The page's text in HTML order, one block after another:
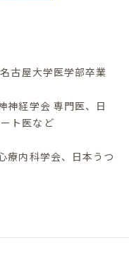
古屋大学医学部卒業
神経学会 専門医、日
ト医など
療内科学会、日本うつ